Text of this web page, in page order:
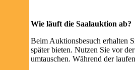
Wie läuft die Saalauktion ab?
Beim Auktionsbesuch erhalten
später bieten. Nutzen Sie vor
umtauschen. Während der